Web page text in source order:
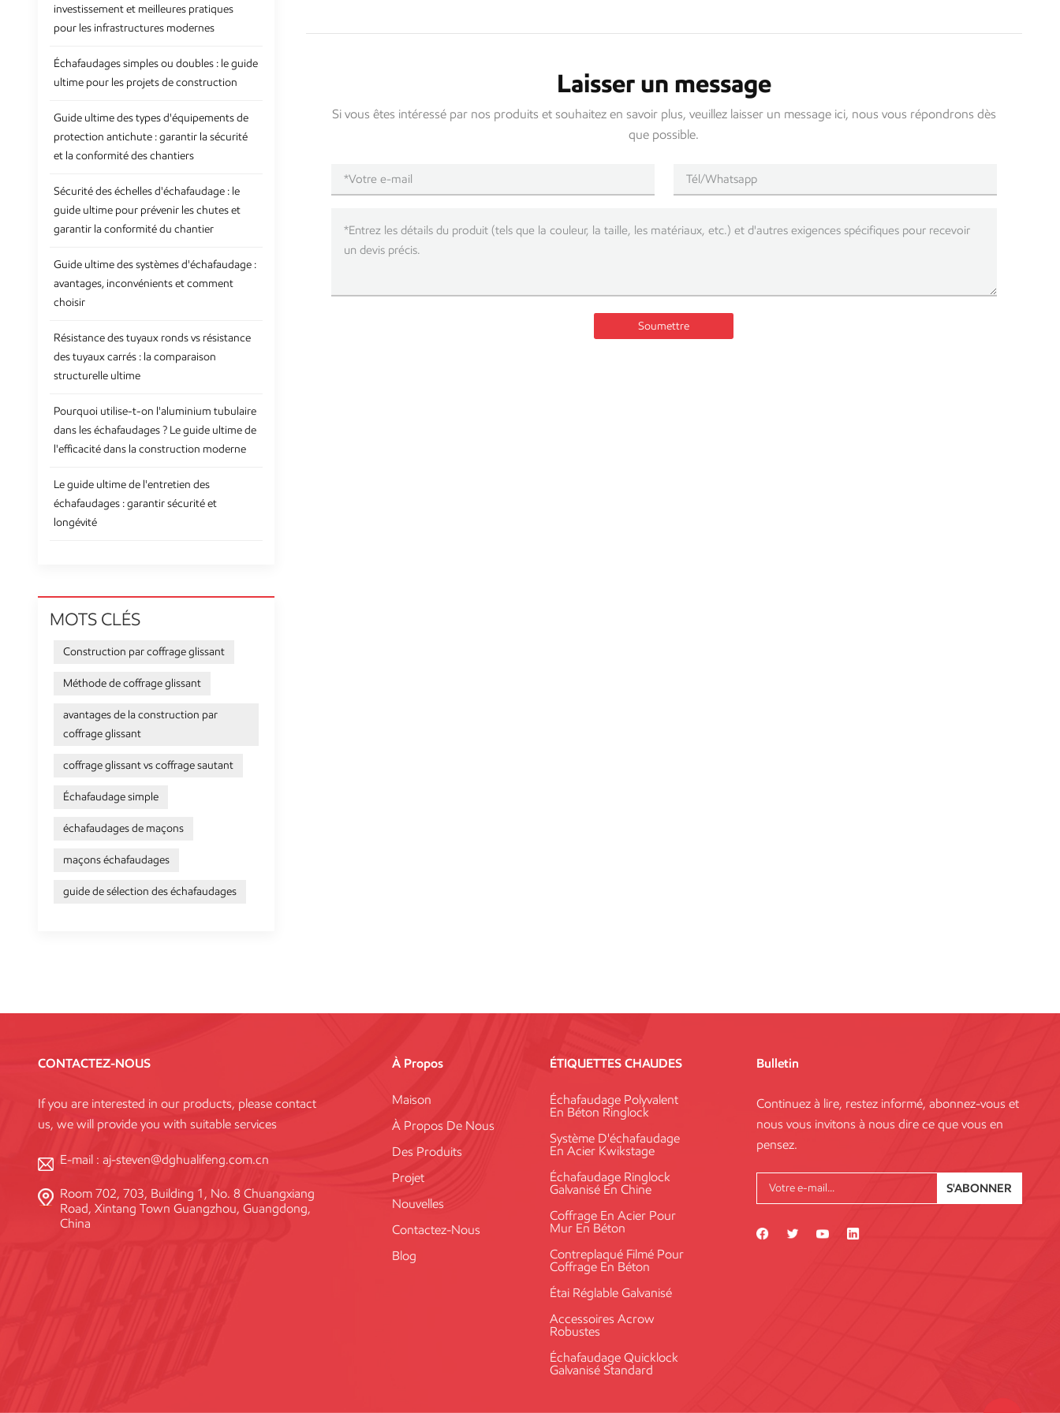
Laisser un message
Si vous êtes intéressé par nos produits et souhaitez en savoir plus, veuillez laisser un message ici, nous vous répondrons dès
que possible.
Soumettre
investissement et meilleures pratiques
pour les infrastructures modernes
Échafaudages simples ou doubles : le guide
ultime pour les projets de construction
Guide ultime des types d'équipements de
protection antichute : garantir la sécurité
et la conformité des chantiers
Sécurité des échelles d'échafaudage : le
guide ultime pour prévenir les chutes et
garantir la conformité du chantier
Guide ultime des systèmes d'échafaudage :
avantages, inconvénients et comment
choisir
Résistance des tuyaux ronds vs résistance
des tuyaux carrés : la comparaison
structurelle ultime
Pourquoi utilise-t-on l'aluminium tubulaire
dans les échafaudages ? Le guide ultime de
l'efficacité dans la construction moderne
Le guide ultime de l'entretien des
échafaudages : garantir sécurité et
longévité
MOTS CLÉS
Construction par coffrage glissant
Méthode de coffrage glissant
avantages de la construction par
coffrage glissant
coffrage glissant vs coffrage sautant
Échafaudage simple
échafaudages de maçons
maçons échafaudages
guide de sélection des échafaudages
CONTACTEZ-NOUS
If you are interested in our products, please contact
us, we will provide you with suitable services
E-mail : aj-steven@dghualifeng.com.cn
Room 702, 703, Building 1, No. 8 Chuangxiang
Road, Xintang Town Guangzhou, Guangdong,
China
À Propos
Maison
À Propos De Nous
Des Produits
Projet
Nouvelles
Contactez-Nous
Blog
ÉTIQUETTES CHAUDES
Échafaudage Polyvalent
En Béton Ringlock
Système D'échafaudage
En Acier Kwikstage
Échafaudage Ringlock
Galvanisé En Chine
Coffrage En Acier Pour
Mur En Béton
Contreplaqué Filmé Pour
Coffrage En Béton
Étai Réglable Galvanisé
Accessoires Acrow
Robustes
Échafaudage Quicklock
Galvanisé Standard
Bulletin
Continuez à lire, restez informé, abonnez-vous et
nous vous invitons à nous dire ce que vous en
pensez.
S'ABONNER